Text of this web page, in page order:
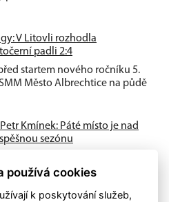
V Litovli rozhodla
padli 2:4
startem nového ročníku 5.
Město Albrechtice na půdě
Kmínek: Páté místo je nad
sezónu
5. místo, dařilo se také
používá cookies
k poskytování služeb,